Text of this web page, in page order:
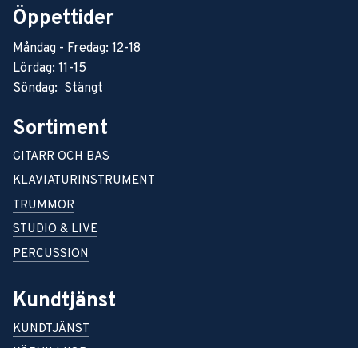
Öppettider
Måndag - Fredag: 12-18
Lördag: 11-15
Söndag: Stängt
Sortiment
GITARR OCH BAS
KLAVIATURINSTRUMENT
TRUMMOR
STUDIO & LIVE
PERCUSSION
Kundtjänst
KUNDTJÄNST